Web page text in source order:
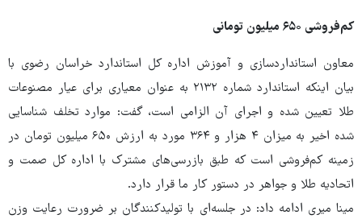
کم‌فروشی ۶۵۰ میلیون تومانی
معاون استانداردسازی و آموزش اداره کل استاندارد خراسان رضوی با
بیان اینکه استاندارد شماره ۲۱۳۲ به عنوان معیاری برای عیار مصنوعات
طلا تعیین شده و اجرای آن الزامی است، گفت: موارد تخلف شناسایی
شده اخیر به میزان ۴ هزار و ۳۶۴ مورد به ارزش ۶۵۰ میلیون تومان در
زمینه کم‌فروشی است که طبق بازرسی‌های مشترک با اداره کل صمت و
اتحادیه طلا و جواهر در دستور کار ما قرار دارد.
مینا میری ادامه داد: در جلسه‌ای با تولیدکنندگان بر ضرورت رعایت وزن